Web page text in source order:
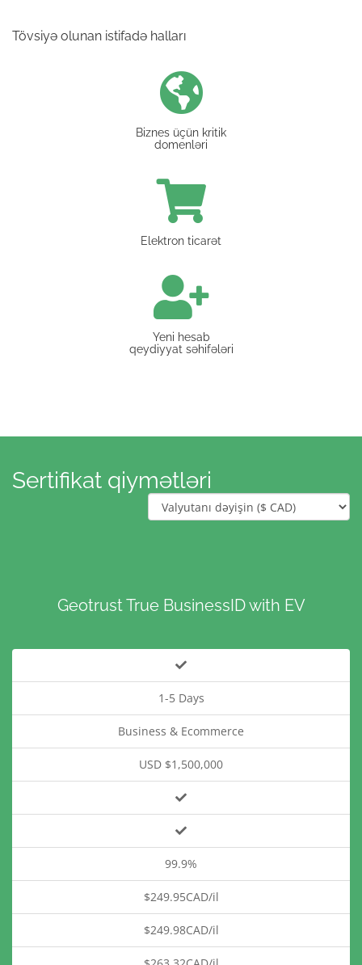
Tövsiyə olunan istifadə halları
Biznes üçün kritik
domenləri
Elektron ticarət
Yeni hesab
qeydiyyat səhifələri
Sertifikat qiymətləri
Geotrust True BusinessID with EV
1-5 Days
Business & Ecommerce
USD $1,500,000
99.9%
$249.95CAD/il
$249.98CAD/il